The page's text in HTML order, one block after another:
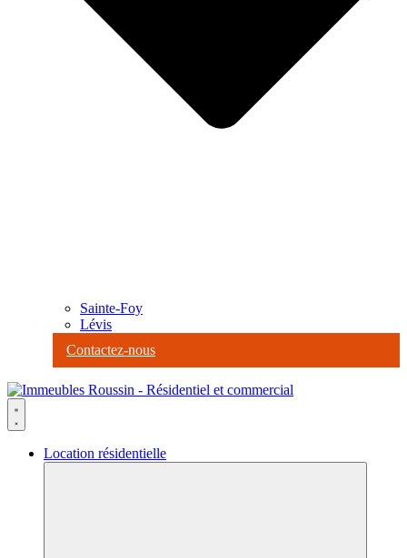
Sainte-Foy
Lévis
Contactez-nous
Location résidentielle